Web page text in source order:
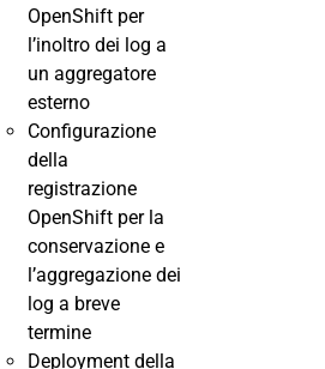
OpenShift per
l’inoltro dei log a
un aggregatore
esterno
Configurazione
della
registrazione
OpenShift per la
conservazione e
l’aggregazione dei
log a breve
termine
Deployment della